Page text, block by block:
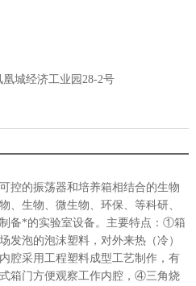
城经济工业园28-2号
控的振荡器和培养箱相结合的生物
、生物、微生物、环保、等科研、
备*的实验室设备。主要特点：①箱
发泡的泡沫塑料，对外来热（冷）
腔采用工程塑料成型工艺制作，有
箱门方便观察工作内腔，④三角烧